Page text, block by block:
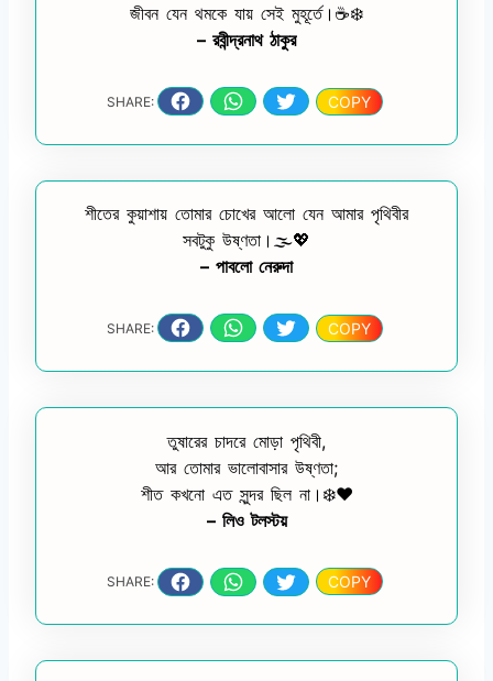
জীবন যেন থমকে যায় সেই মুহূর্তে।☕❄️
– রবীন্দ্রনাথ ঠাকুর
SHARE: COPY
শীতের কুয়াশায় তোমার চোখের আলো যেন আমার পৃথিবীর
সবটুকু উষ্ণতা।🌫️💖
– পাবলো নেরুদা
SHARE: COPY
তুষারের চাদরে মোড়া পৃথিবী,
আর তোমার ভালোবাসার উষ্ণতা;
শীত কখনো এত সুন্দর ছিল না।❄️❤️
– লিও টলস্টয়
SHARE: COPY